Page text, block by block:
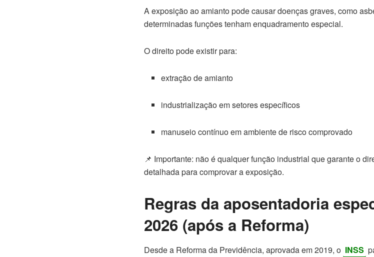
A exposição ao amianto pode causar doenças graves, como
determinadas funções tenham enquadramento especial.
O direito pode existir para:
extração de amianto
industrialização em setores específicos
manuseio contínuo em ambiente de risco comprovado
📌 Importante: não é qualquer função industrial que garante o
detalhada para comprovar a exposição.
Regras da aposentadoria
2026 (após a Reforma)
Desde a Reforma da Previdência, aprovada em 2019, o INSS